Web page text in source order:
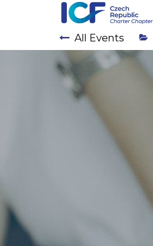
All Events